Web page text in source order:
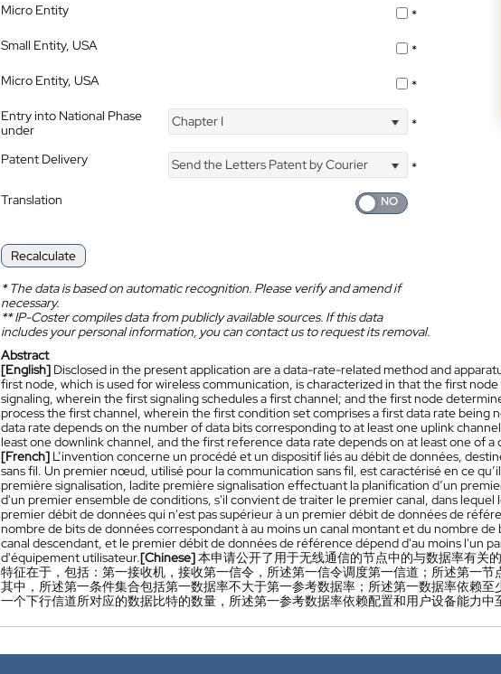
Micro Entity
*
Small Entity, USA
*
Micro Entity, USA
*
Entry into National Phase
under
Chapter I *
Patent Delivery Send the Letters Patent by Courier
*
Translation
Recalculate
*The data is based on automatic recognition. Please verify and amend if
necessary.
**IP-Coster compiles data from publicly available sources. If this data
includes your personal information, you can contact us to request its removal.
Abstract
[English] Disclosed in the present application are a data-rate-related method and
first node, which is used for wireless communication, is characterized in that the first
signaling, wherein the first signaling schedules a first channel; and the first node
process the first channel, wherein the first condition set comprises a first data rate
data rate depends on the number of data bits corresponding to at least one uplink
least one downlink channel, and the first reference data rate depends on at least one of
[French] L’invention concerne un procédé et un dispositif liés au débit de données,
sans fil. Un premier nœud, utilisé pour la communication sans fil, est caractérisé en ce
première signalisation, ladite première signalisation effectuant la planification d’un
d'un premier ensemble de conditions, s'il convient de traiter le premier canal, dans
premier débit de données qui n'est pas supérieur à un premier débit de données de
nombre de bits de données correspondant à au moins un canal montant et du nombre
canal descendant, et le premier débit de données de référence dépend d'au moins l'un
d'équipement utilisateur.[Chinese]本申请公开了用于无线通信的节点中的与数据率有关
特征在于，包括：第一接收机，接收第一信令，所述第一信令调度第一信道；所述第一节
其中，所述第一条件集合包括第一数据率不大于第一参考数据率；所述第一数据率依赖
一个下行信道所对应的数据比特的数量，所述第一参考数据率依赖配置和用户设备能力中